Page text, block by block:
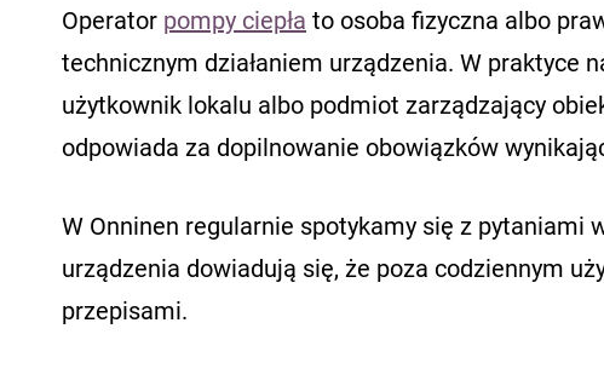
Operator pompy ciepła to osoba fizyczna albo
technicznym działaniem urządzenia. W praktyce
użytkownik lokalu albo podmiot zarządzający
odpowiada za dopilnowanie obowiązków
W Onninen regularnie spotykamy się z pytaniami
urządzenia dowiadują się, że poza codziennym
przepisami.